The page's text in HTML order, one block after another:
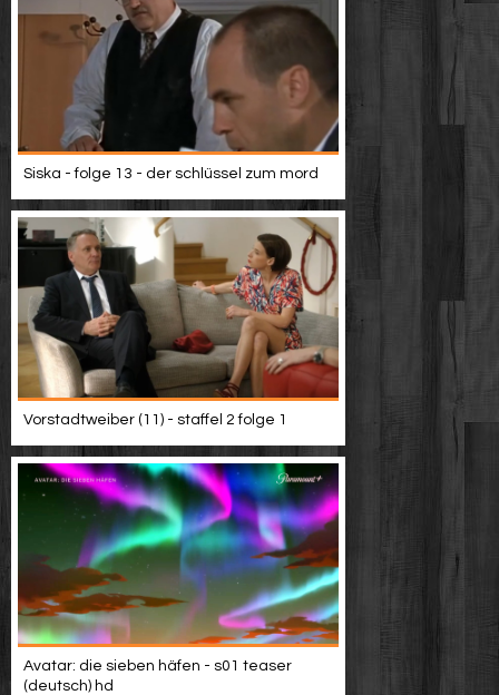
Siska - folge 13 - der schlüssel zum mord
Vorstadtweiber (11) - staffel 2 folge 1
Avatar: die sieben häfen - s01 teaser
(deutsch) hd